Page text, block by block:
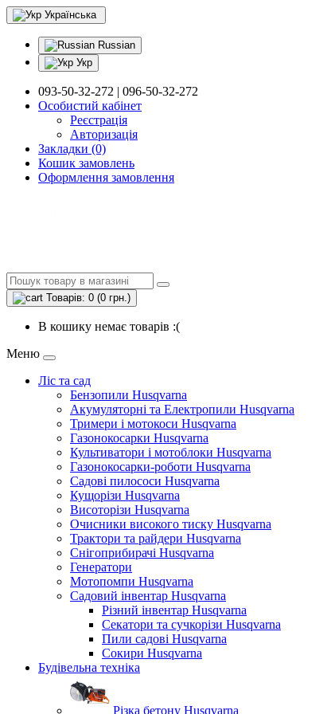
Українська
Russian
Укр
093-50-32-272 | 096-50-32-272
Особистий кабінет
Реєстрація
Авторизація
Закладки (0)
Кошик замовлень
Оформлення замовлення
Товарів: 0 (0 грн.)
В кошику немає товарів :(
Меню
Ліс та сад
Бензопили Husqvarna
Акумуляторні та Електропили Husqvarna
Тримери і мотокоси Husqvarna
Газонокосарки Husqvarna
Культиватори і мотоблоки Husqvarna
Газонокосарки-роботи Husqvarna
Садові пилососи Husqvarna
Кущорізи Husqvarna
Висоторізи Husqvarna
Очисники високого тиску Husqvarna
Трактори та райдери Husqvarna
Снігоприбирачі Husqvarna
Генератори
Мотопомпи Husqvarna
Садовий інвентар Husqvarna
Різний інвентар Husqvarna
Секатори та сучкорізи Husqvarna
Пили садові Husqvarna
Сокири Husqvarna
Будівельна техніка
Різка бетону Husqvarna